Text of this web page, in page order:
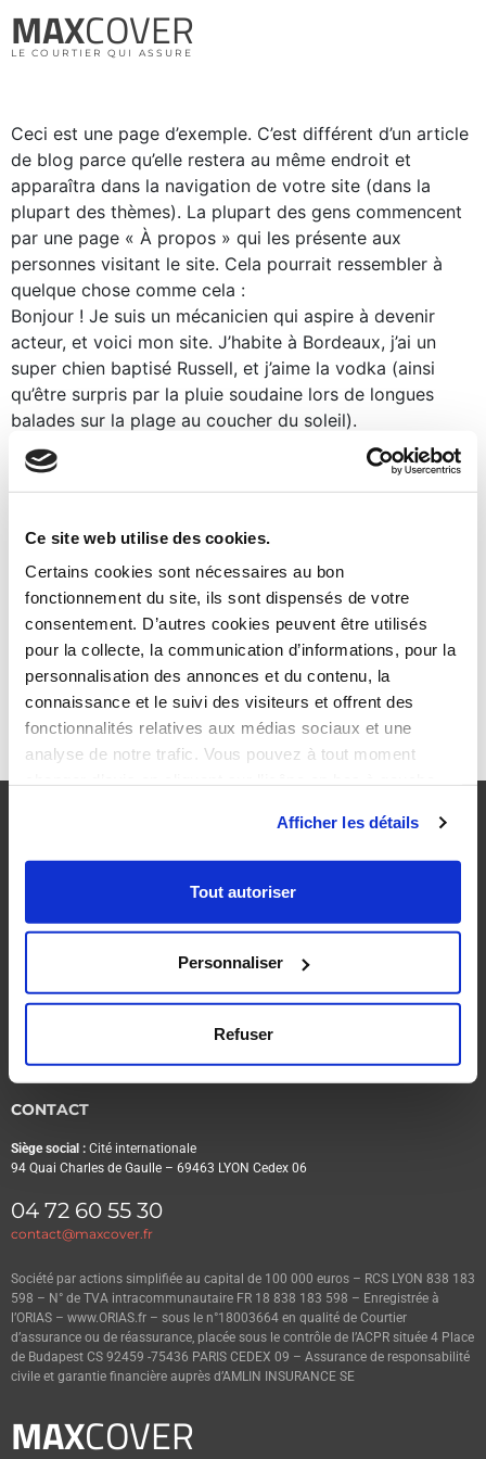
Ce site web utilise des cookies.
Certains cookies sont nécessaires au bon
fonctionnement du site, ils sont dispensés de votre
consentement. D’autres cookies peuvent être utilisés
pour la collecte, la communication d’informations, pour la
personnalisation des annonces et du contenu, la
connaissance et le suivi des visiteurs et offrent des
fonctionnalités relatives aux médias sociaux et une
analyse de notre trafic. Vous pouvez à tout moment
Afficher les détails
Tout autoriser
Personnaliser
Refuser
MAXCOVER
LE COURTIER QUI ASSURE
Ceci est une page d’exemple. C’est différent d’un article
de blog parce qu’elle restera au même endroit et
apparaîtra dans la navigation de votre site (dans la
plupart des thèmes). La plupart des gens commencent
par une page « À propos » qui les présente aux
personnes visitant le site. Cela pourrait ressembler à
quelque chose comme cela :
Bonjour ! Je suis un mécanicien qui aspire à devenir
acteur, et voici mon site. J’habite à Bordeaux, j’ai un
super chien baptisé Russell, et j’aime la vodka (ainsi
qu’être surpris par la pluie soudaine lors de longues
balades sur la plage au coucher du soleil).
…ou quelque chose comme cela :
La société 123 Machin Truc a été créée en 1971, et n’a
qualité depuis lors. Située à Saint-Remy-en-Bouzemont-
Saint-Genest-et-Isson, 123 Machin Truc emploie 2 000
personnes, et fabrique toutes sortes de bidules supers
pour la communauté bouzemontoise.
En tant que nouvel utilisateur ou utilisatrice de
WordPress, vous devriez vous rendre sur
votre tableau
OFFRE PROFESSIONNELS DE L’IMMOBILIER
OFFRE ENTREPRISES
À PROPOS
MENTIONS LÉGALES
CONTACT
Siège social : Cité internationale
94 Quai Charles de Gaulle – 69463 LYON Cedex 06
04 72 60 55 30
contact@maxcover.fr
Société par actions simplifiée au capital de 100 000 euros – RCS LYON 838 183
598 – N° de TVA intracommunautaire FR 18 838 183 598 – Enregistrée à
l’ORIAS – www.ORIAS.fr – sous le n°18003664 en qualité de Courtier
d’assurance ou de réassurance, placée sous le contrôle de l’ACPR située 4 Place
de Budapest CS 92459 -75436 PARIS CEDEX 09 – Assurance de responsabilité
civile et garantie financière auprès d’AMLIN INSURANCE SE
MAXCOVER